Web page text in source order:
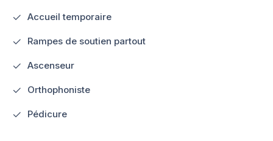
Accueil temporaire
Rampes de soutien partout
Ascenseur
Orthophoniste
Pédicure